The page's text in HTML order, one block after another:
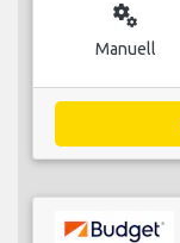
miscellaneous_services
Manuell